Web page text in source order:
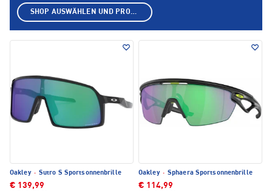
Oakley · Sutro S Sportsonnenbrille
€ 139,99
Oakley · Sphaera Sportsonnenbrille
€ 114,99
SHOP AUSWÄHLEN UND PRODUKTE ANZEIGEN